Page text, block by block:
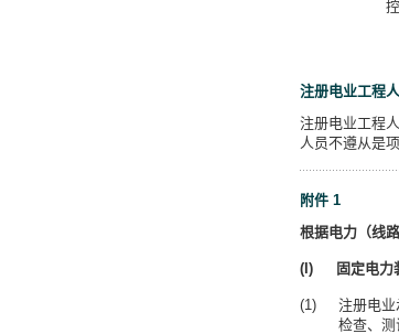
控
注册电业工程
注册电业工程
人员不遵从是
附件 1
根据电力（线
(I) 固定电力
注册电
检查、